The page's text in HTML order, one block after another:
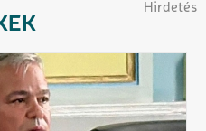
Hirdetés